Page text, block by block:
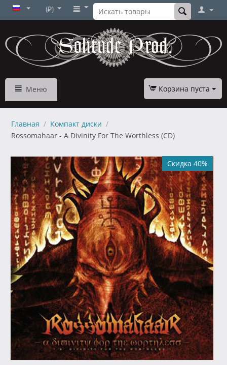
(₽)
Меню Корзина пуста
Главная / Компакт диски /
Rossomahaar - A Divinity For The Worthless (CD)
Скидка 40%